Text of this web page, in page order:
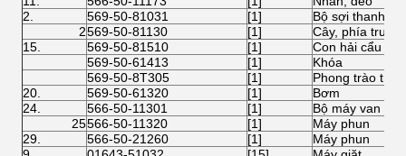
2.
569-50-81031 [1]
Bộ sợi thanh
2569-50-81130 [1]
Cây, phía trước.
15.
569-50-81510 [1]
Con hải cẩu
569-50-61413
[1]
Khóa
569-50-8T305
[1]
Phong trào treo
20.
569-50-61320 [1]
Bơm
24.
566-50-11301 [1]
Bộ máy van
25566-50-11320 [1]
Máy phun
29.
566-50-21260 [1]
Máy phun